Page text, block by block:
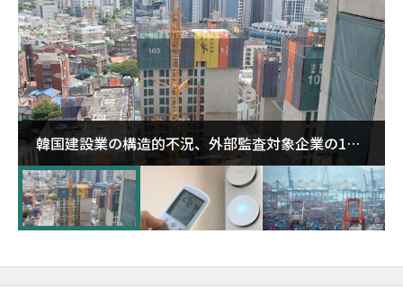
韓国建設業の構造的不況、外部監査対象企業の1割
超が「ゾンビ企業」に…5年で2.8倍増